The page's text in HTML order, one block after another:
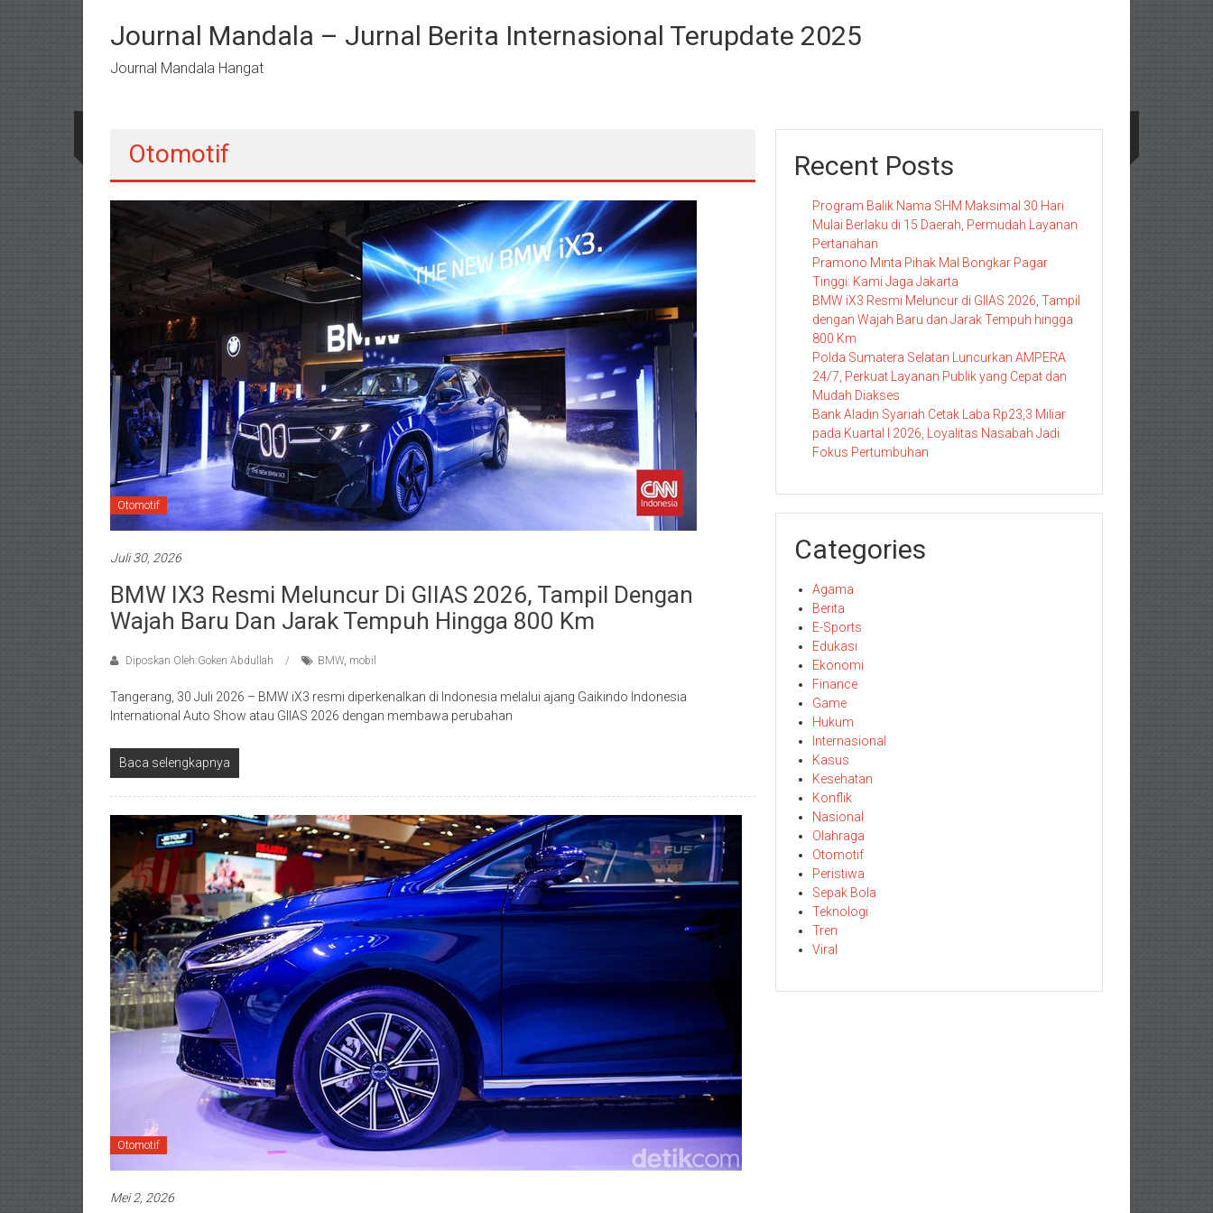
kontenJournal Mandala – Jurnal Berita Internasional Terupdate 2025
Journal Mandala Hangat
Otomotif
Otomotif
Juli 30, 2026
BMW IX3 Resmi Meluncur Di GIIAS 2026, Tampil Dengan
Wajah Baru Dan Jarak Tempuh Hingga 800 Km
Diposkan Oleh:Goken Abdullah BMW, mobil
Tangerang, 30 Juli 2026 – BMW iX3 resmi diperkenalkan di Indonesia melalui ajang Gaikindo Indonesia
International Auto Show atau GIIAS 2026 dengan membawa perubahan
Baca selengkapnya
Otomotif
Mei 2, 2026
Recent Posts
Program Balik Nama SHM Maksimal 30 Hari
Mulai Berlaku di 15 Daerah, Permudah Layanan
Pertanahan
Pramono Minta Pihak Mal Bongkar Pagar
Tinggi: Kami Jaga Jakarta
BMW iX3 Resmi Meluncur di GIIAS 2026, Tampil
dengan Wajah Baru dan Jarak Tempuh hingga
800 Km
Polda Sumatera Selatan Luncurkan AMPERA
24/7, Perkuat Layanan Publik yang Cepat dan
Mudah Diakses
Bank Aladin Syariah Cetak Laba Rp23,3 Miliar
pada Kuartal I 2026, Loyalitas Nasabah Jadi
Fokus Pertumbuhan
Categories
Agama
Berita
E-Sports
Edukasi
Ekonomi
Finance
Game
Hukum
Internasional
Kasus
Kesehatan
Konflik
Nasional
Olahraga
Otomotif
Peristiwa
Sepak Bola
Teknologi
Tren
Viral